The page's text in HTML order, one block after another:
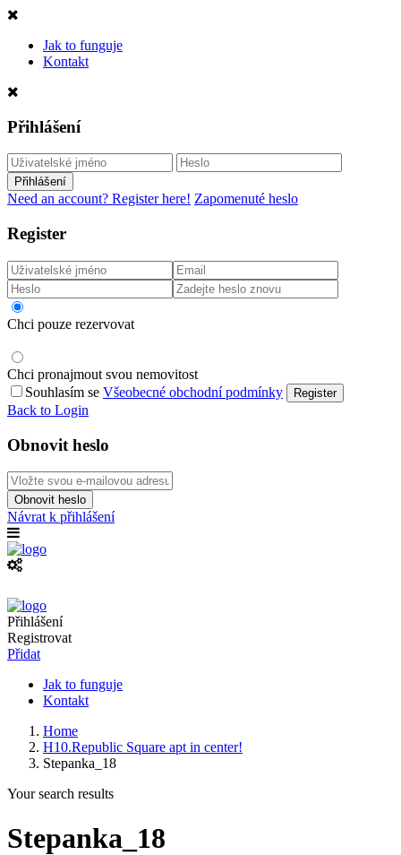
Jak to funguje
Kontakt
Přihlášení
Přihlášení
Need an account? Register here! Zapomenuté heslo
Register
Chci pouze rezervovat
Chci pronajmout svou nemovitost
Souhlasím se Všeobecné obchodní podmínky Register
Back to Login
Obnovit heslo
Obnovit heslo
Návrat k přihlášení
Přihlášení
Registrovat
Přidat
Jak to funguje
Kontakt
Home
H10.Republic Square apt in center!
Stepanka_18
Your search results
Stepanka_18